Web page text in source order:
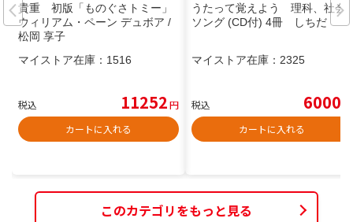
貴重 初版「ものぐさトミー」
ウィリアム・ペーン デュボア /
松岡 享子
マイストア在庫： 1516
税込 11252円
カートに入れる
うたって覚えよう 理科、社会
ソング (CD付) 4冊 しちだ
マイストア在庫： 2325
税込 6000
カートに入れる
このカテゴリをもっと見る